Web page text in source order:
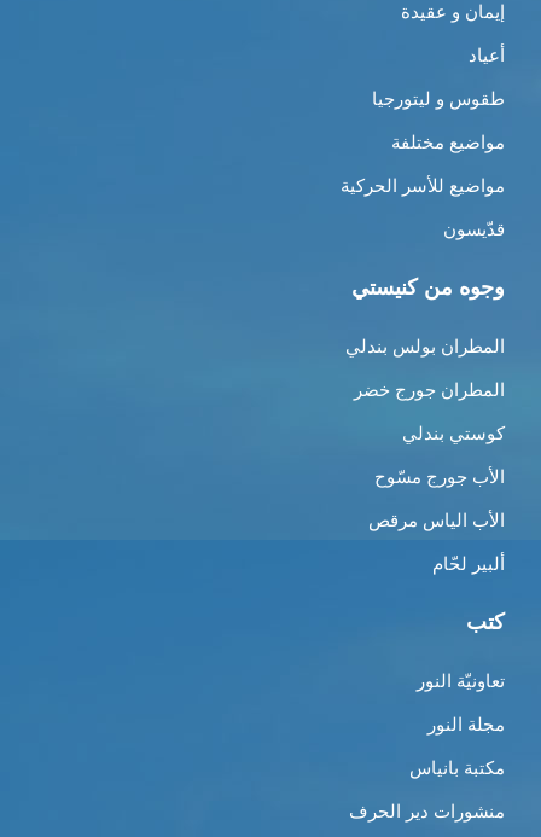
إيمان و عقيدة
أعياد
طقوس و ليتورجيا
مواضيع مختلفة
مواضيع للأسر الحركية
قدّيسون
وجوه من كنيستي
المطران بولس بندلي
المطران جورج خضر
كوستي بندلي
الأب جورج مسّوح
الأب الياس مرقص
ألبير لحّام
كتب
تعاونيّة النور
مجلة النور
مكتبة بانياس
منشورات دير الحرف